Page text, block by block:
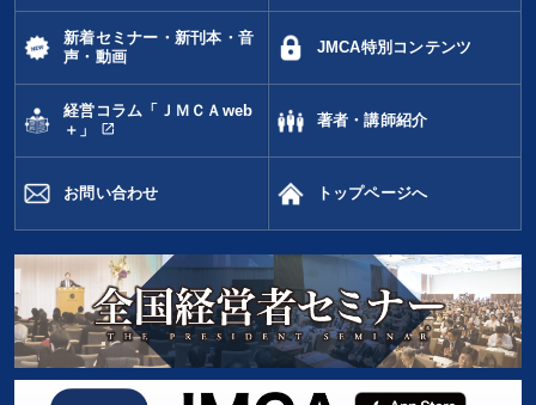
新着セミナー・新刊本・音
声・動画
JMCA特別コンテンツ
経営コラム「ＪＭＣＡweb
＋」
open_in_new
著者・講師紹介
お問い合わせ トップページへ